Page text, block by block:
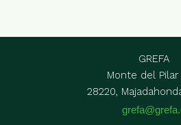
GREFA
Monte del
28220,